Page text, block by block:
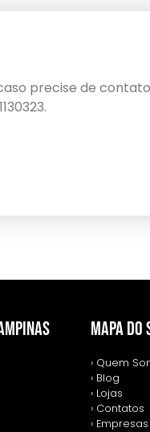
precise de
MAPA DO
› Quem
› Blog
› Lojas
› Contatos
› Empresas